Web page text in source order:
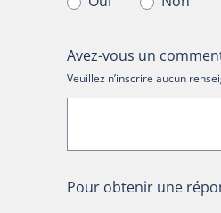
Avez-vous un
Veuillez n’inscrire aucun
Pour obtenir une